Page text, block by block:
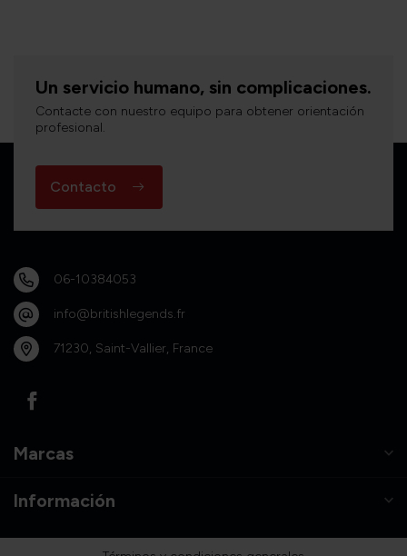
Un servicio humano, sin complicaciones.
Contacte con nuestro equipo para obtener orientación
profesional.
Contacto
06-10384053
info@britishlegends.fr
71230, Saint-Vallier, France
Marcas
Información